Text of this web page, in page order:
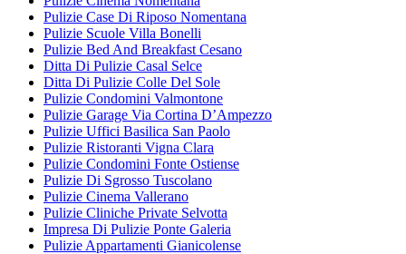
Pulizie Case Di Riposo Nomentana
Pulizie Scuole Villa Bonelli
Pulizie Bed And Breakfast Cesano
Ditta Di Pulizie Casal Selce
Ditta Di Pulizie Colle Del Sole
Pulizie Condomini Valmontone
Pulizie Garage Via Cortina D’Ampezzo
Pulizie Uffici Basilica San Paolo
Pulizie Ristoranti Vigna Clara
Pulizie Condomini Fonte Ostiense
Pulizie Di Sgrosso Tuscolano
Pulizie Cinema Vallerano
Pulizie Cliniche Private Selvotta
Impresa Di Pulizie Ponte Galeria
Pulizie Appartamenti Gianicolense